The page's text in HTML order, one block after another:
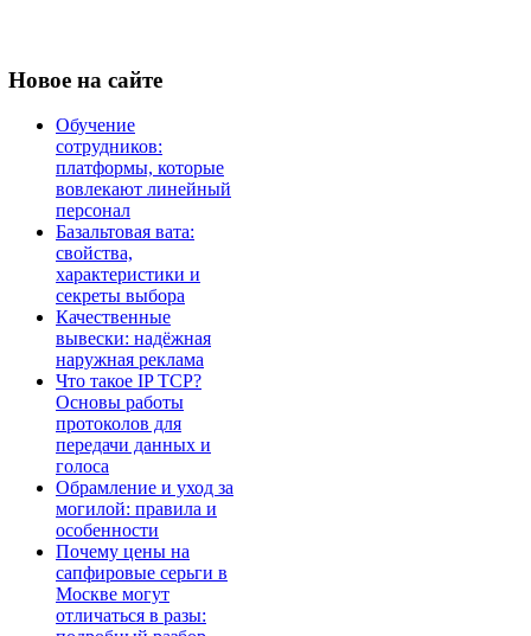
Новое на сайте
Обучение
сотрудников:
платформы, которые
вовлекают линейный
персонал
Базальтовая вата:
свойства,
характеристики и
секреты выбора
Качественные
вывески: надёжная
наружная реклама
Что такое IP TCP?
Основы работы
протоколов для
передачи данных и
голоса
Обрамление и уход за
могилой: правила и
особенности
Почему цены на
сапфировые серьги в
Москве могут
отличаться в разы: